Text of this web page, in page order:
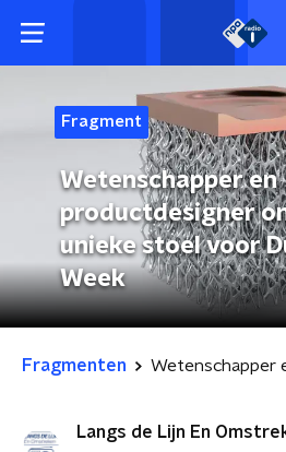
Fragment
Wetenschapper en
productdesigner
unieke stoel voor
Week
Fragmenten
Langs de Lijn En